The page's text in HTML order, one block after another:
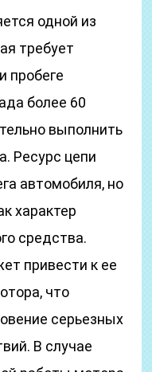
одной из
требует
пробеге
более 60
выполнить
Ресурс цепи
автомобиля, но
характер
средства.
привести к ее
что
серьезных
В случае